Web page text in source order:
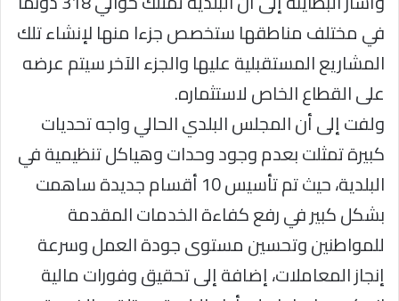
في مختلف مناطقها ستخصص جزءا منها لإنشاء تلك
المشاريع المستقبلية عليها والجزء الآخر سيتم عرضه
على القطاع الخاص لاستثماره.
ولفت إلى أن المجلس البلدي الحالي واجه تحديات
كبيرة تمثلت بعدم وجود وحدات وهياكل تنظيمية في
البلدية، حيث تم تأسيس 10 أقسام جديدة ساهمت
بشكل كبير في رفع كفاءة الخدمات المقدمة
للمواطنين وتحسين مستوى جودة العمل وسرعة
إنجاز المعاملات، إضافة إلى تحقيق وفورات مالية